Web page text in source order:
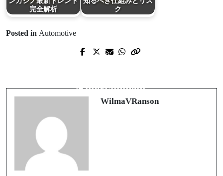
完全解析
ク
Posted in Automotive
Prev Post
Entertainment
WilmaVRanson